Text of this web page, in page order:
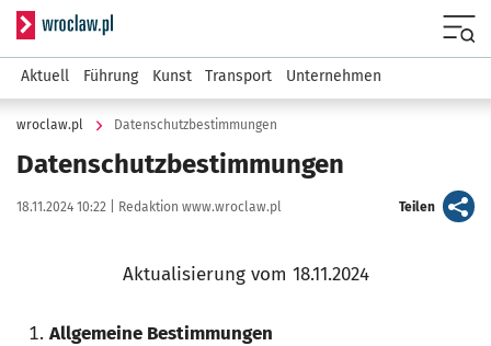
Serwis informacyjny wroclaw.pl
Aktuell Führung Kunst Transport Unternehmen
wroclaw.pl Datenschutzbestimmungen
Datenschutzbestimmungen
Data publikacji:
18.11.2024 10:22 | Autor:
Redaktion www.wroclaw.pl Teilenartykuł
Aktualisierung vom 18.11.2024
Allgemeine Bestimmungen